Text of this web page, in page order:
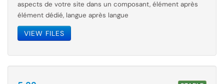
aspects de votre site dans un composant, élément après
élément dédié, langue après langue
VIEW FILES